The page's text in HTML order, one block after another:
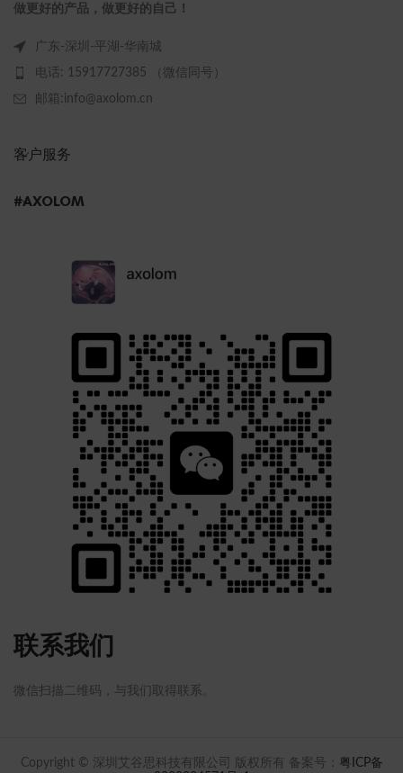
做更好的产品，做更好的自己！
广东-深圳-平湖-华南城
电话: 15917727385 （微信同号）
邮箱:info@axolom.cn
客户服务
#AXOLOM
联系我们
微信扫描二维码，与我们取得联系。
Copyright © 深圳艾谷思科技有限公司 版权所有 备案号： 粤ICP备